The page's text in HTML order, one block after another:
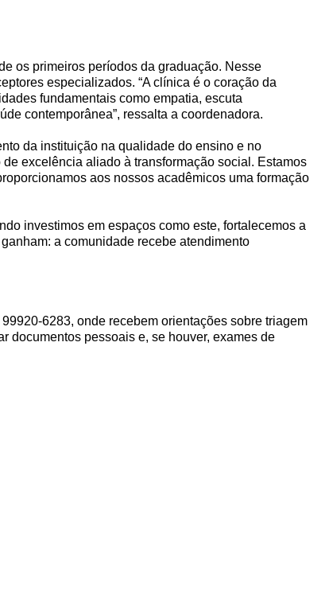
os primeiros períodos da graduação. Nesse
especializados. “A clínica é o coração da
fundamentais como empatia, escuta
contemporânea”, ressalta a coordenadora.
da instituição na qualidade do ensino e no
excelência aliado à transformação social. Estamos
aos nossos acadêmicos uma formação
investimos em espaços como este, fortalecemos a
a comunidade recebe atendimento
6283, onde recebem orientações sobre triagem
documentos pessoais e, se houver, exames de